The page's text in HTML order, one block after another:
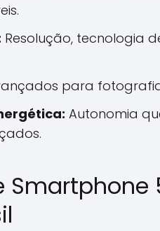
Resolução, tecnologia
para
Autonomia